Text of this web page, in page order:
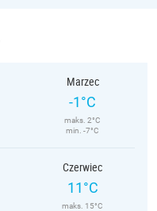
Marzec
-1°C
maks. 2°C
min. -7°C
Czerwiec
11°C
maks. 15°C